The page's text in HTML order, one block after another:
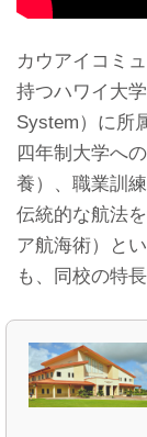
カウアイコミ
持つハワイ大
System）に所
四年制大学へ
養）、職業訓
伝統的な航法
ア航海術）と
も、同校の特長